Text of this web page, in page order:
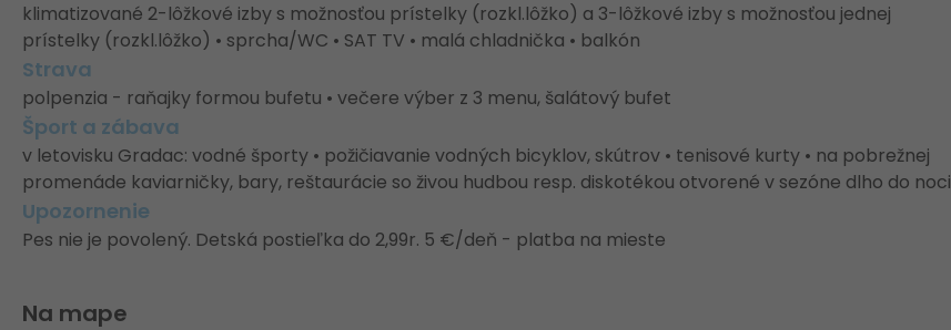
klimatizované 2-lôžkové izby s možnosťou prístelky (rozkl.lôžko) a 3-lôžkové izby s možnosťou jednej
prístelky (rozkl.lôžko) • sprcha/WC • SAT TV • malá chladnička • balkón
Strava
polpenzia - raňajky formou bufetu • večere výber z 3 menu, šalátový bufet
Šport a zábava
v letovisku Gradac: vodné športy • požičiavanie vodných bicyklov, skútrov • tenisové kurty • na pobrežnej
promenáde kaviarničky, bary, reštaurácie so živou hudbou resp. diskotékou otvorené v sezóne dlho do noci
Upozornenie
Pes nie je povolený. Detská postieľka do 2,99r. 5 €/deň - platba na mieste
Na mape